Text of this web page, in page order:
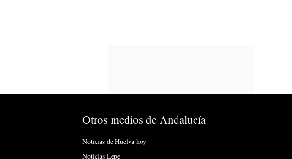
Otros medios de Andalucía
Noticias de Huelva hoy
Noticias Lepe